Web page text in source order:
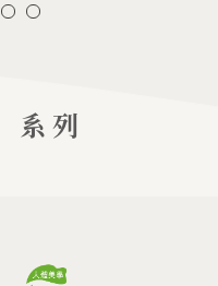
系列